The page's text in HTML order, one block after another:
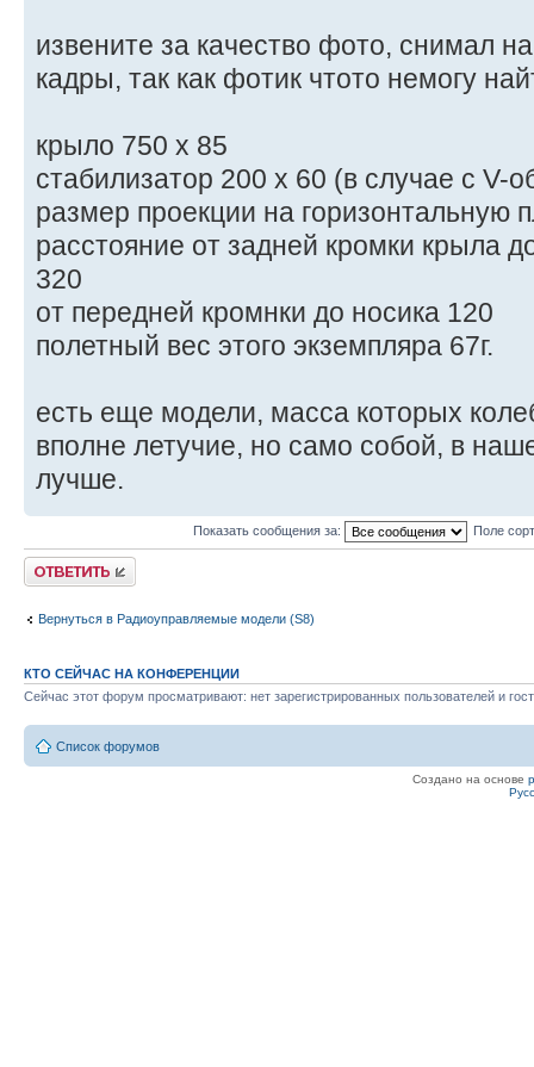
извените за качество фото, снимал
кадры, так как фотик чтото немогу
крыло 750 х 85
стабилизатор 200 х 60 (в случае с V-
размер проекции на горизонтальную
расстояние от задней кромки крыла
320
от передней кромнки до носика 120
полетный вес этого экземпляра 67г.
есть еще модели, масса которых
вполне летучие, но само собой, в
лучше.
Показать сообщения за: Поле
Ответить
Вернуться в Радиоуправляемые модели (S8)
КТО СЕЙЧАС НА КОНФЕРЕНЦИИ
Сейчас этот форум просматривают: нет зарегистрированных пользователей и
Список форумов
Создано на основе